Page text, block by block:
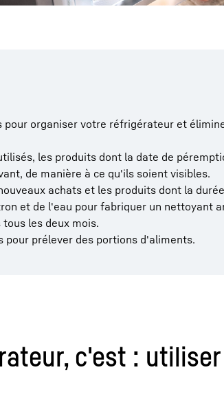
organiser votre réfrigérateur et
les produits dont la date de
de manière à ce qu'ils soient visibles.
achats et les produits dont la
et de l'eau pour fabriquer un nettoyant
les deux mois.
pour prélever des portions d'aliments.
c'est :